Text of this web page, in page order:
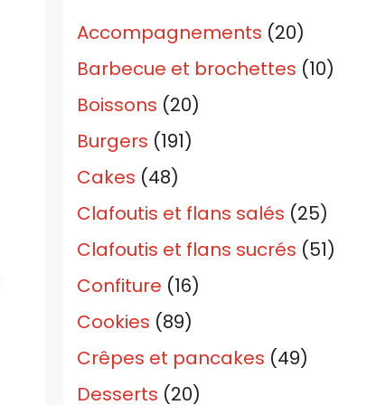
Accompagnements (20)
Barbecue et brochettes (10)
Boissons (20)
Burgers (191)
Cakes (48)
Clafoutis et flans salés (25)
Clafoutis et flans sucrés (51)
Confiture (16)
Cookies (89)
Crêpes et pancakes (49)
Desserts (20)